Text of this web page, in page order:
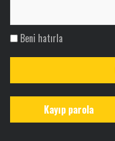
Beni hatırla
Kayıp parola